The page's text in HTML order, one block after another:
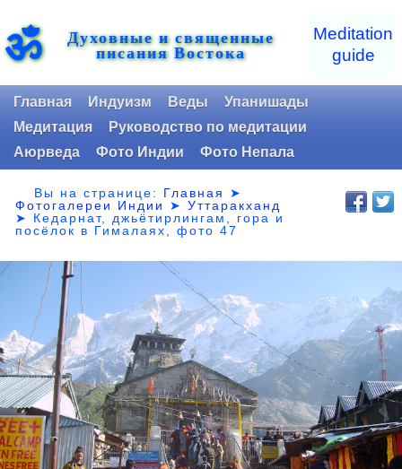
ॐ Духовные и священные
писания Востока
Meditation
guide
Главная Индуизм Веды
Упанишады
Медитация
Руководство по медитации
Аюрведа
Фото Индии Фото Непала
Вы на странице: Главная
➤
Фотогалереи Индии
➤Уттаракханд
➤ Кедарнат, джьётирлингам, гора и
посёлок в Гималаях, фото 47